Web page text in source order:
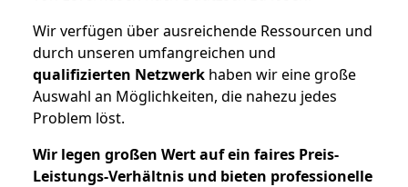
Wir verfügen über ausreichende Ressourcen und
durch unseren umfangreichen und
qualifizierten Netzwerk haben wir eine große
Auswahl an Möglichkeiten, die nahezu jedes
Problem löst.
Wir legen großen Wert auf ein faires Preis-
Leistungs-Verhältnis und bieten professionelle